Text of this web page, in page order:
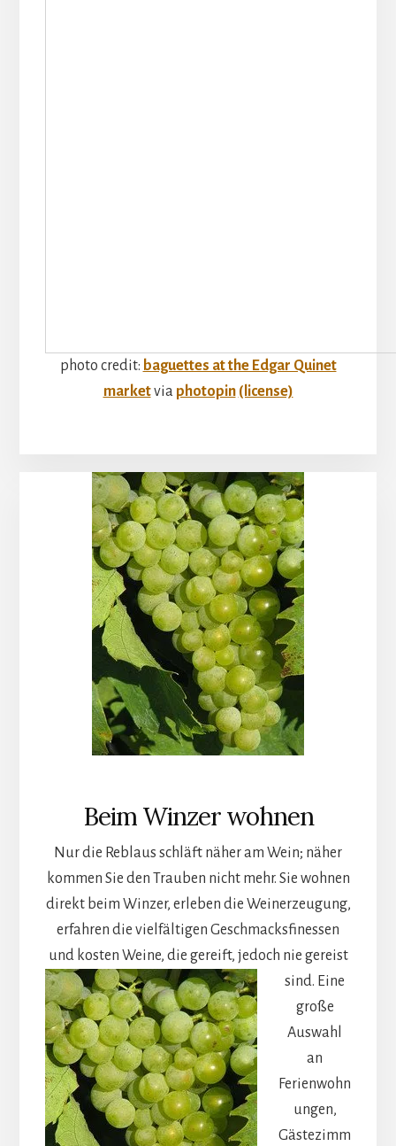
photo credit: baguettes at the Edgar Quinet
marketvia photopin (license)
Beim Winzer wohnen
Nur die Reblaus schläft näher am Wein; näher
kommen Sie den Trauben nicht mehr. Sie wohnen
direkt beim Winzer, erleben die Weinerzeugung,
erfahren die vielfältigen Geschmacksfinessen
und kosten Weine, die gereift, jedoch nie gereist
sind. Eine
große
Auswahl
an
Ferienwohn
ungen,
Gästezimm